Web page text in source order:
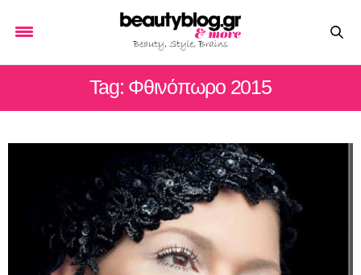
Tag: Φθινόπωρο 2015